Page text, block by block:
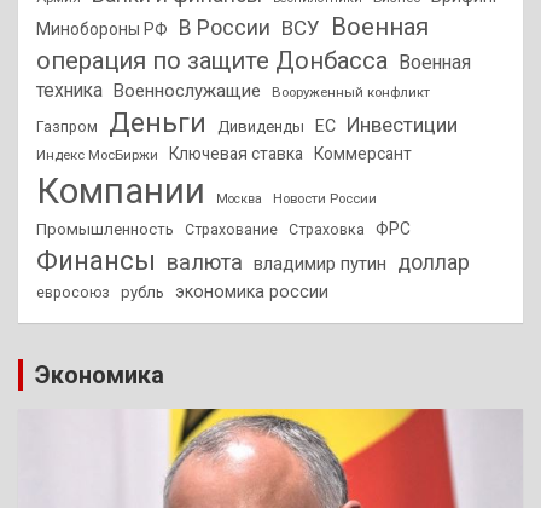
Минобороны РФ
В России ВСУ Военная
операция по защите Донбасса
Военная
техника
Военнослужащие Вооруженный конфликт
Газпром Деньги Дивиденды ЕС Инвестиции
Индекс МосБиржи Ключевая ставка Коммерсант
Компании Москва Новости России
Промышленность Страхование Страховка ФРС
Финансы валюта владимир путин доллар
евросоюз рубль экономика россии
Экономика